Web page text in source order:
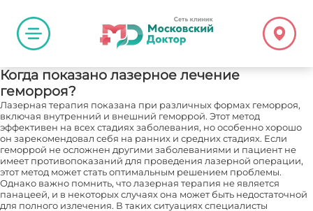
Когда показано лазерное лечение
геморроя?
Лазерная терапия показана при различных формах геморроя,
включая внутренний и внешний геморрой. Этот метод
эффективен на всех стадиях заболевания, но особенно хорошо
он зарекомендовал себя на ранних и средних стадиях. Если
геморрой не осложнен другими заболеваниями и пациент не
имеет противопоказаний для проведения лазерной операции,
этот метод может стать оптимальным решением проблемы.
Однако важно помнить, что лазерная терапия не является
панацеей, и в некоторых случаях она может быть недостаточной
для полного излечения. В таких ситуациях специалисты